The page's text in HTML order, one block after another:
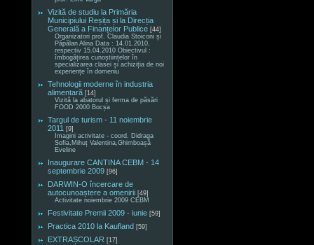
Vizită de studiu la Primăria
Municipiului Reșița și la Direcția
Generală a Finanțelor Publice [44]
Organizatori prof. Claudia Stoiconi și
Păpălan Alina Data : 14.01.2010,
respectiv 15.04.2010 Obiectivul :
îmbogățirea cunoștiințelor în
specializarea clasei și achiziția de noi
experiențe în domeniu
Tehnologii moderne în industria
alimentară [14]
Vizită la abatorul și ferma de păsări
FOOD 2000 Bocșa
Targul de turism - 11 noiembrie
2011 [9]
Imagini activitate - coord. Didraga
Sofia,Mihuț Valentina,Ghimboașă
Eveline
Inaugurare CANTINA CEBM - 14
septembrie 2009 [96]
DARWIN-O încercare de
autocunoaștere a omenirii [49]
Activitate noiembrie 2009 CEBM
Festivitate Premii 2009 - iunie [59]
Practica 2010 la Kaufland [59]
EXTRAȘCOLAR [17]